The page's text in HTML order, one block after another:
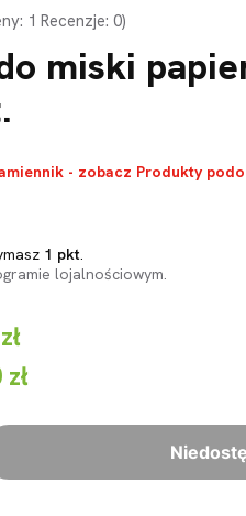
1 Recenzje: 0)
miski
- zobacz Produkty
1 pkt.
lojalnościowym.